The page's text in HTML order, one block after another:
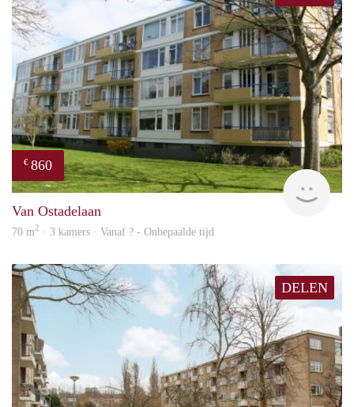
€ 860
Van Ostadelaan
70 m2 · 3 kamers · Vanaf ? - Onbepaalde tijd
DELEN